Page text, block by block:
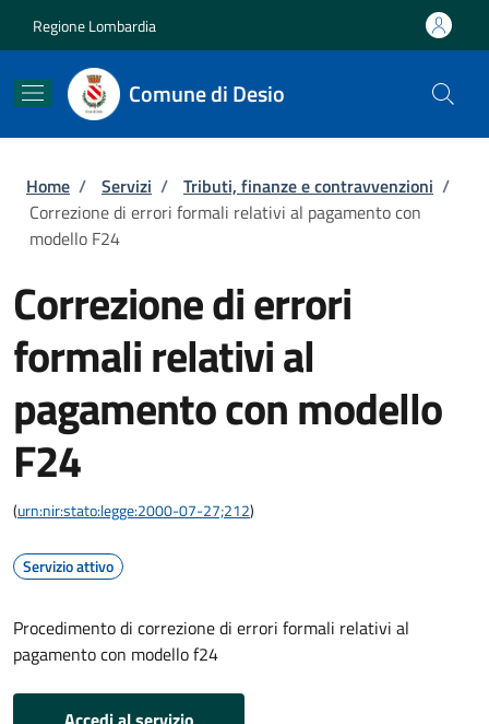
Regione Lombardia
Comune di Desio
Briciole di pane
Home / Servizi / Tributi, finanze e contravvenzioni /
Correzione di errori formali relativi al pagamento con
modello F24
Correzione di errori
formali relativi al
pagamento con modello
F24
(urn:nir:stato:legge:2000-07-27;212)
Servizio attivo
Procedimento di correzione di errori formali relativi al
pagamento con modello f24